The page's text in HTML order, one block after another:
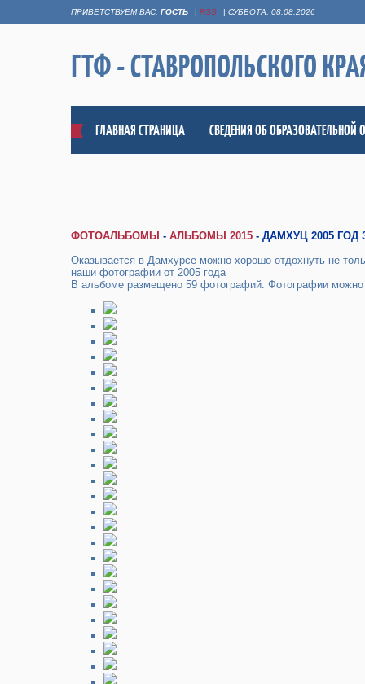
ПРИВЕТСТВУЕМ ВАС ГОСТЬ | RSS | СУББОТА, 08.08.2026
ГТФ - СТАВРОПОЛЬСКОГО
ГЛАВНАЯ СТРАНИЦА СВЕДЕНИЯ ОБ ОБРАЗОВАТЕЛЬНОЙ
ФОТОАЛЬБОМЫ - АЛЬБОМЫ 2015 - ДАМХУЦ 2005
Оказывается в Дамхурсе можно хорошо отдохнуть не
наши фотографии от 2005 года
В альбоме размещено 59 фотографий. Фотографии